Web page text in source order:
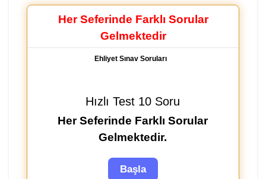
Her Seferinde Farklı Sorular
Gelmektedir
Ehliyet Sınav Soruları
Hızlı Test 10 Soru
Her Seferinde Farklı Sorular
Gelmektedir.